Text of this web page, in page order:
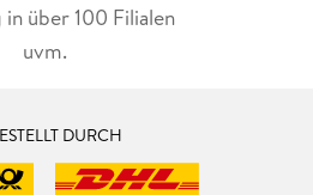
über 100 Filialen
uvm.
DURCH